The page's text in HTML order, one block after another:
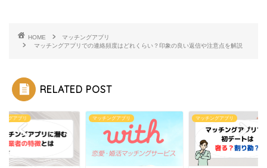
HOME
マッチングアプリ
マッチングアプリでの連絡頻度はどれくらい？印象の良い返信や注意点を解説
RELATED POST
ングアプリ マッチングアプリ マッチングアプリ